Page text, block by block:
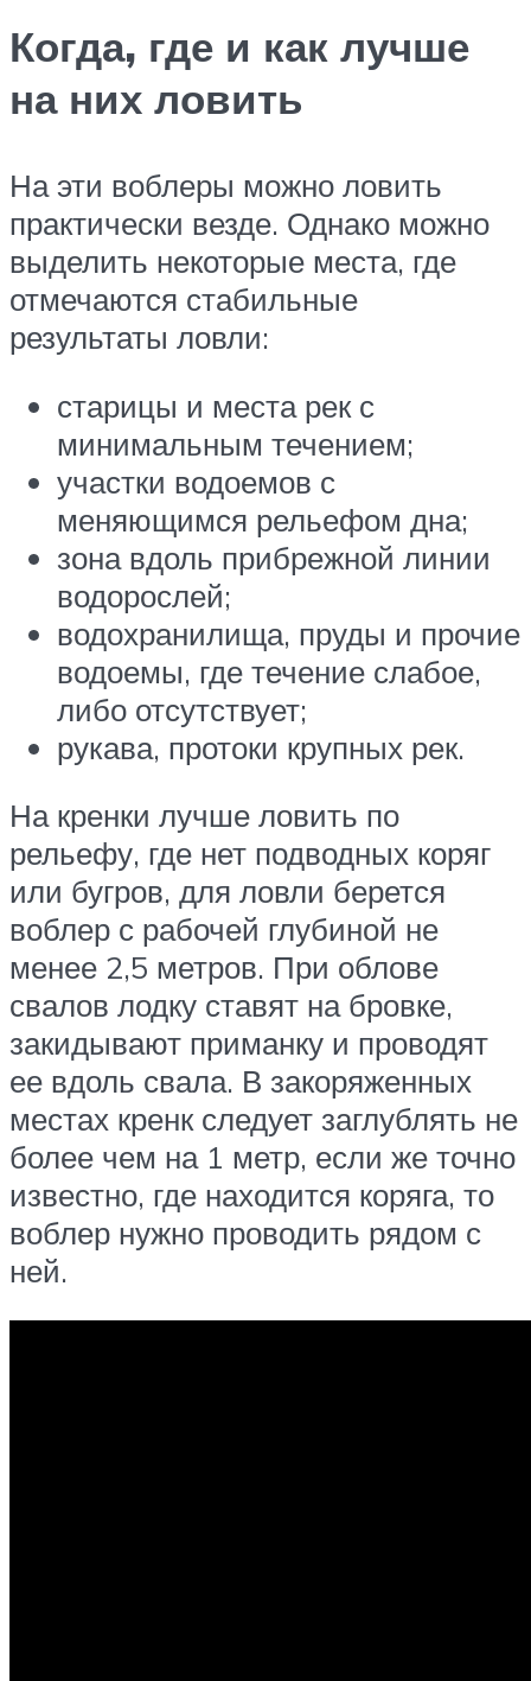
Когда, где и как лучше
на них ловить
На эти воблеры можно ловить
практически везде. Однако можно
выделить некоторые места, где
отмечаются стабильные
результаты ловли:
старицы и места рек с
минимальным течением;
участки водоемов с
меняющимся рельефом дна;
зона вдоль прибрежной линии
водорослей;
водохранилища, пруды и прочие
водоемы, где течение слабое,
либо отсутствует;
рукава, протоки крупных рек.
На кренки лучше ловить по
рельефу, где нет подводных коряг
или бугров, для ловли берется
воблер с рабочей глубиной не
менее 2,5 метров. При облове
свалов лодку ставят на бровке,
закидывают приманку и проводят
ее вдоль свала. В закоряженных
местах кренк следует заглублять не
более чем на 1 метр, если же точно
известно, где находится коряга, то
воблер нужно проводить рядом с
ней.